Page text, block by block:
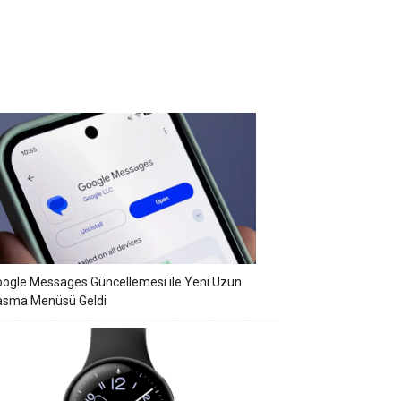
Messages Güncellemesi ile Yeni Uzun
Menüsü Geldi